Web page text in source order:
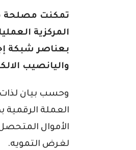
تمكنت مصلحة
المركزية
بعناصر شبكة
واليانصيب
وحسب بيان لذات
العملة
الأموال
لغرض التمويه.